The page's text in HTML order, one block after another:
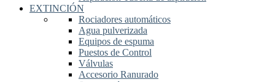
EXTINCIÓN
Rociadores automáticos
Agua pulverizada
Equipos de espuma
Puestos de Control
Válvulas
Accesorio Ranurado